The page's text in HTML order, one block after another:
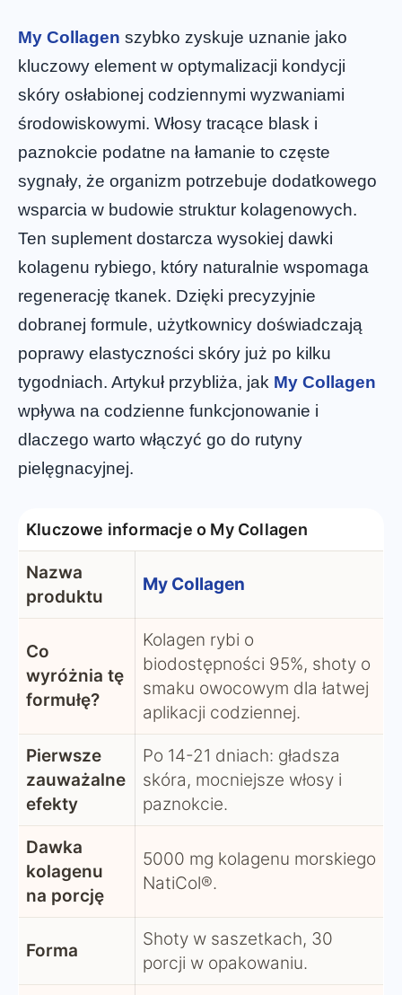
My Collagen szybko zyskuje uznanie jako
kluczowy element w optymalizacji kondycji
skóry osłabionej codziennymi wyzwaniami
środowiskowymi. Włosy tracące blask i
paznokcie podatne na łamanie to częste
sygnały, że organizm potrzebuje dodatkowego
wsparcia w budowie struktur kolagenowych.
Ten suplement dostarcza wysokiej dawki
kolagenu rybiego, który naturalnie wspomaga
regenerację tkanek. Dzięki precyzyjnie
dobranej formule, użytkownicy doświadczają
poprawy elastyczności skóry już po kilku
tygodniach. Artykuł przybliża, jak My Collagen
wpływa na codzienne funkcjonowanie i
dlaczego warto włączyć go do rutyny
pielęgnacyjnej.
Kluczowe informacje o My Collagen
Nazwa
produktu
My Collagen
Co
wyróżnia tę
formułę?
Kolagen rybi o
biodostępności 95%, shoty o
smaku owocowym dla łatwej
aplikacji codziennej.
Pierwsze
zauważalne
efekty
Po 14-21 dniach: gładsza
skóra, mocniejsze włosy i
paznokcie.
Dawka
kolagenu
na porcję
5000 mg kolagenu morskiego
NatiCol®.
Forma
Shoty w saszetkach, 30
porcji w opakowaniu.